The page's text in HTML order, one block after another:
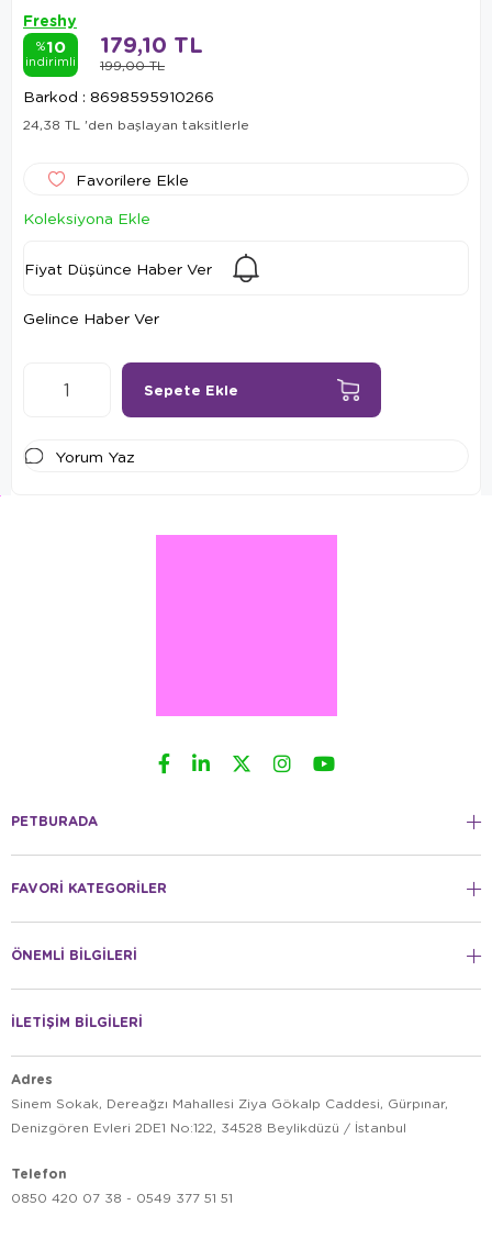
Freshy
%10
indirimli 199,00 TL
179,10 TL
Barkod : 8698595910266
24,38 TL 'den başlayan taksitlerle
Favorilere Ekle
Koleksiyona Ekle
Fiyat Düşünce Haber Ver
Gelince Haber Ver
Yorum Yaz
PETBURADA
FAVORİ KATEGORİLER
ÖNEMLİ BİLGİLERİ
İLETİŞİM BİLGİLERİ
Adres
Sinem Sokak, Dereağzı Mahallesi Ziya Gökalp Caddesi, Gürpınar,
Denizgören Evleri 2DE1 No:122, 34528 Beylikdüzü / İstanbul
Telefon
0850 420 07 38 - 0549 377 51 51